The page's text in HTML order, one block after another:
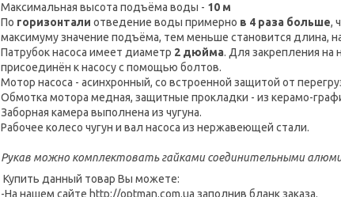
Максимальная высота подъёма воды - 10 м
По горизонтали отведение воды примерно в 4 раза больше,
максимуму значение подъёма, тем меньше становится длина,
Патрубок насоса имеет диаметр 2 дюйма. Для закрепления на
присоединён к насосу с помощью болтов.
Мотор насоса - асинхронный, со встроенной защитой от
Обмотка мотора медная, защитные прокладки - из керамо-
Заборная камера выполнена из чугуна.
Рабочее колесо чугун и вал насоса из нержавеющей стали.
Рукав можно комплектовать гайками соединительными
Купить данный товар Вы можете:
-На нашем сайте http://optman.com.ua заполнив бланк заказа.